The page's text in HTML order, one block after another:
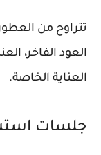
تتراوح من
العود الفاخر،
العناية الخاصة.
جلسات